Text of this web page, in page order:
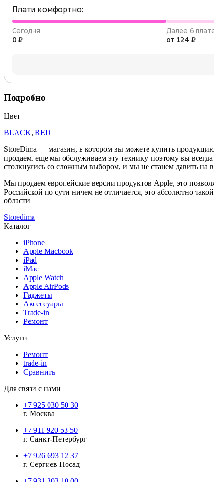
Плати комфортно:
Сегодня
0 ₽
Далее 6
от 124 ₽
Подробно
Цвет
BLACK, RED
StoreDima — магазин, в котором вы можете купить
продаем, еще мы обслуживаем эту технику, поэтому вы
столкнулись со сложным выбором, и мы не станем давить на
Мы продаем европейские версии продуктов Apple, это
Российской по сути ничем не отличается, это абсолютно
области
Storedima
Каталог
iPhone
Apple Macbook
iPad
iMac
Apple Watch
Apple AirPods
Гаджеты
Аксессуары
Trade-in
Ремонт
Услуги
Ремонт
trade-in
Сравнить
Для связи с нами
+7 925 030 50 30
г. Москва
+7 911 920 53 50
г. Санкт-Петербург
+7 926 693 12 37
г. Сергиев Посад